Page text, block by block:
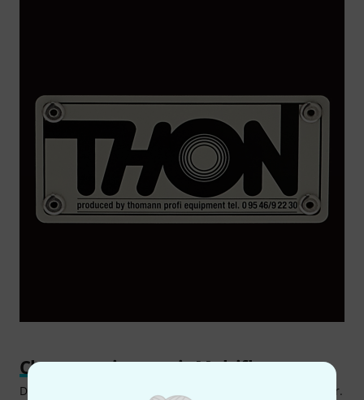
Clever sortieren mit Multiflex
Das Thon Dividing Wall Set 90H3 2/4 ist vielseitig einsetzbar.